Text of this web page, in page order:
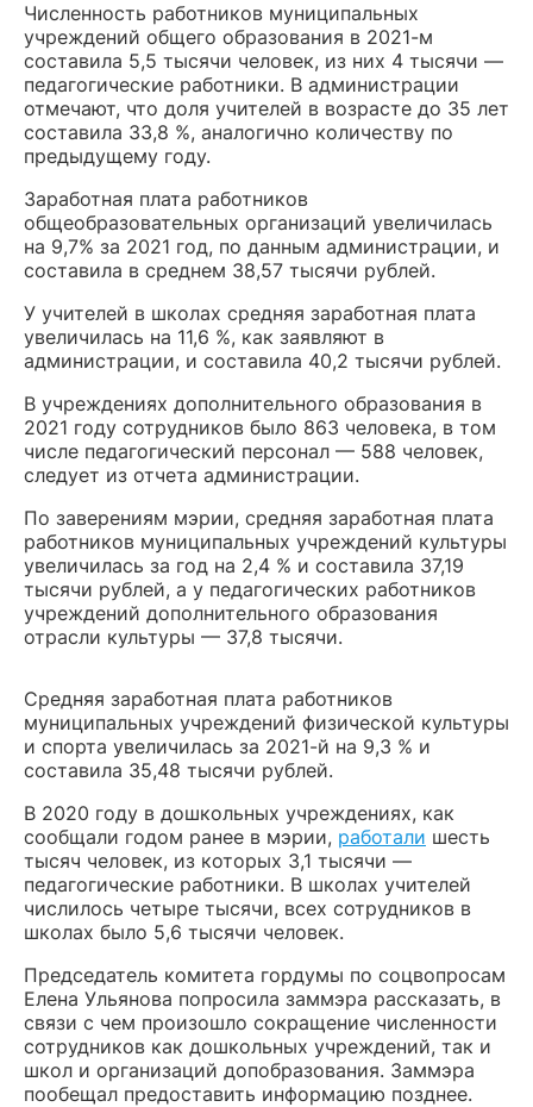
Численность работников муниципальных
учреждений общего образования в 2021-м
составила 5,5 тысячи человек, из них 4 тысячи —
педагогические работники. В администрации
отмечают, что доля учителей в возрасте до 35 лет
составила 33,8 %, аналогично количеству по
предыдущему году.
Заработная плата работников
общеобразовательных организаций увеличилась
на 9,7% за 2021 год, по данным администрации, и
составила в среднем 38,57 тысячи рублей.
У учителей в школах средняя заработная плата
увеличилась на 11,6 %, как заявляют в
администрации, и составила 40,2 тысячи рублей.
В учреждениях дополнительного образования в
2021 году сотрудников было 863 человека, в том
числе педагогический персонал — 588 человек,
следует из отчета администрации.
По заверениям мэрии, средняя заработная плата
работников муниципальных учреждений культуры
увеличилась за год на 2,4 % и составила 37,19
тысячи рублей, а у педагогических работников
учреждений дополнительного образования
отрасли культуры — 37,8 тысячи.
Средняя заработная плата работников
муниципальных учреждений физической культуры
и спорта увеличилась за 2021-й на 9,3 % и
составила 35,48 тысячи рублей.
В 2020 году в дошкольных учреждениях, как
сообщали годом ранее в мэрии, работали шесть
тысяч человек, из которых 3,1 тысячи —
педагогические работники. В школах учителей
числилось четыре тысячи, всех сотрудников в
школах было 5,6 тысячи человек.
Председатель комитета гордумы по соцвопросам
Елена Ульянова попросила заммэра рассказать, в
связи с чем произошло сокращение численности
сотрудников как дошкольных учреждений, так и
школ и организаций допобразования. Заммэра
пообещал предоставить информацию позднее.